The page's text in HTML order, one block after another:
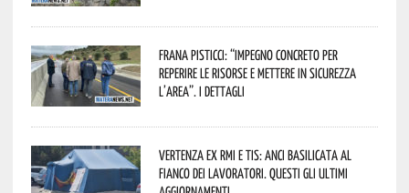
Frana Pisticci: “Impegno concreto per
reperire le risorse e mettere in sicurezza
l’area”. I dettagli
Vertenza ex RMI e TIS: ANCI Basilicata al
fianco dei lavoratori. Questi gli ultimi